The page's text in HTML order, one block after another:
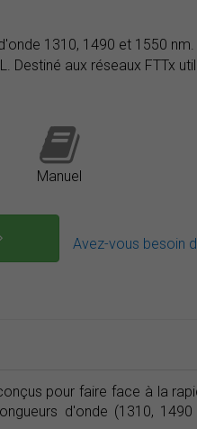
1310, 1490 et 1550
Destiné aux réseaux FTTx
Manuel
Avez-vous besoin
pour faire face à la
d'onde (1310,